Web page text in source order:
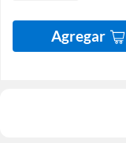
Agregar